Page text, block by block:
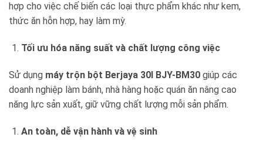
hợp cho việc chế biến các loại thực phẩm khác như kem,
thức ăn hỗn hợp, hay làm mỳ.
Tối ưu hóa năng suất và chất lượng công việc
Sử dụng máy trộn bột Berjaya 30l BJY-BM30 giúp các
doanh nghiệp làm bánh, nhà hàng hoặc quán ăn nâng cao
năng lực sản xuất, giữ vững chất lượng mỗi sản phẩm.
An toàn, dễ vận hành và vệ sinh